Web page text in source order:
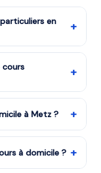
en
+
CM2 reviennent
(soit
via mon-
cours
+
Notre équipe
partenaire
à Metz ? +
à Metz avec tout
généralement 1h
à domicile ? +